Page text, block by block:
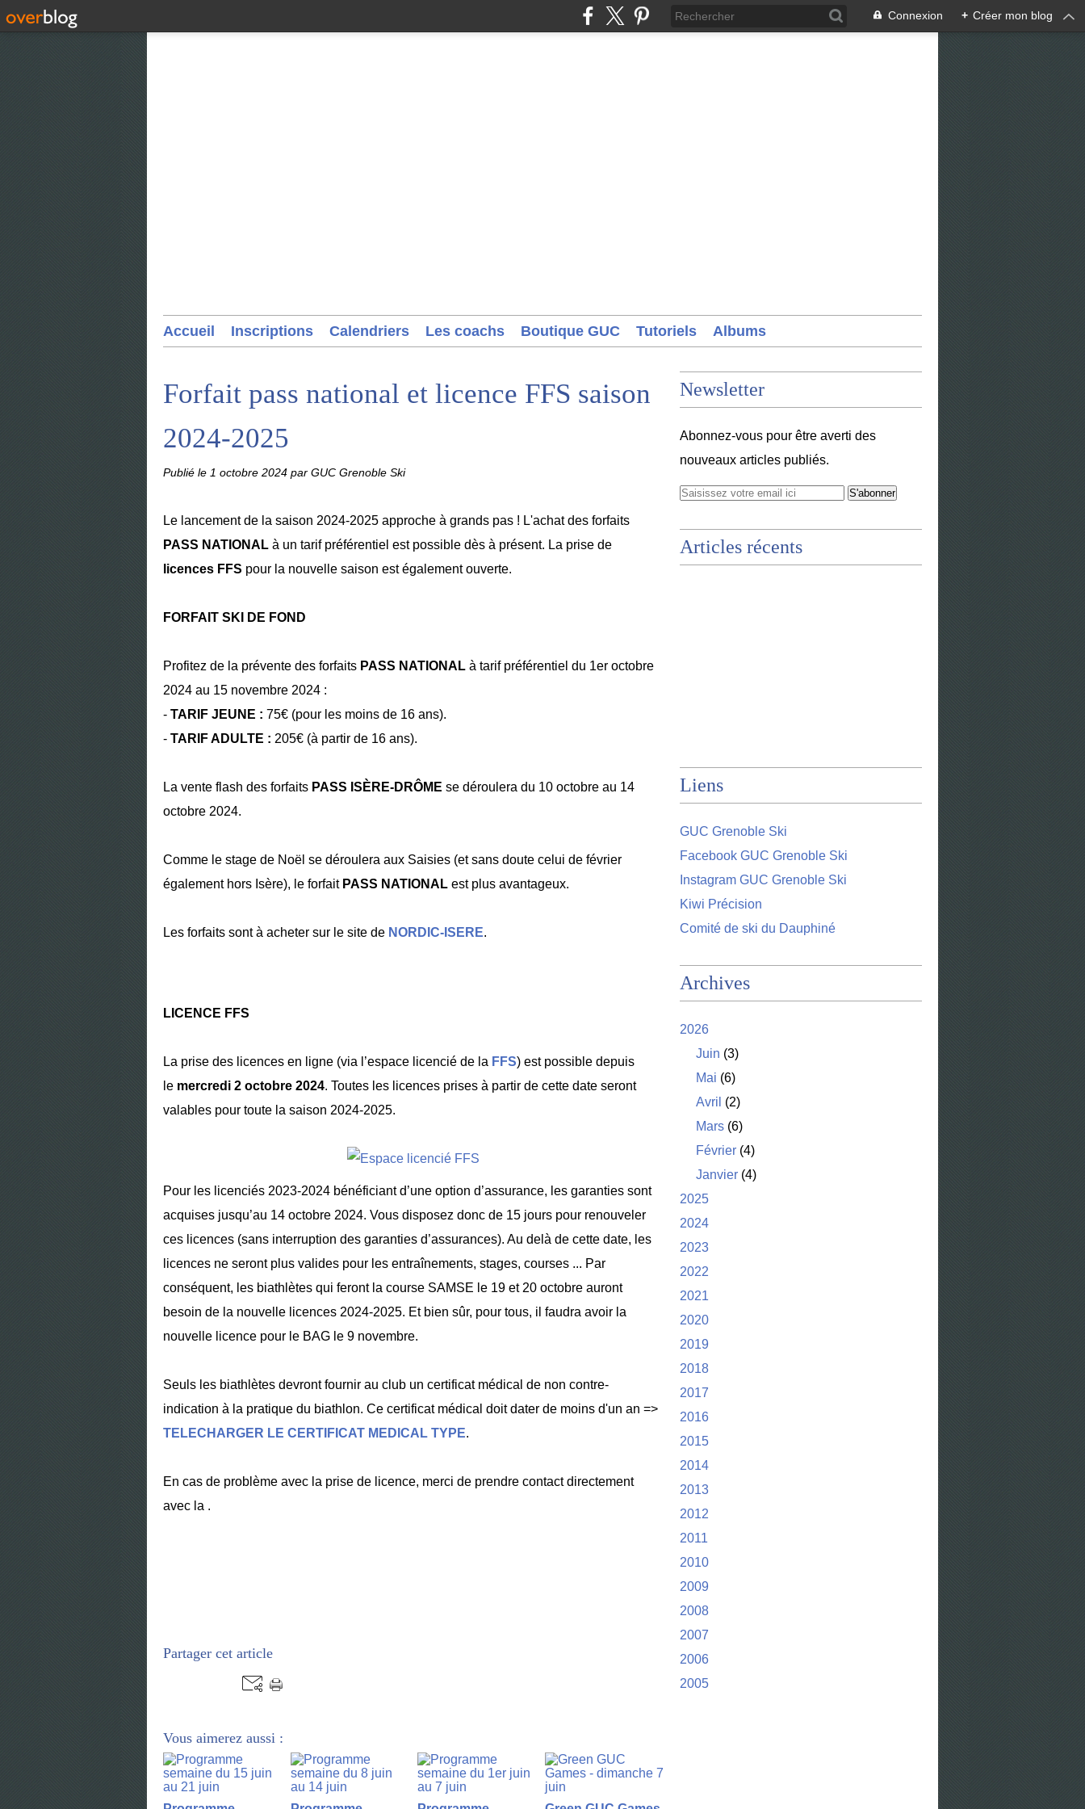
Connexion + Créer mon blog
Accueil Inscriptions Calendriers Les coachs Boutique GUC Tutoriels Albums
Forfait pass national et licence FFS saison
2024-2025
Publié le 1 octobre 2024 par GUC Grenoble Ski
Le lancement de la saison 2024-2025 approche à grands pas ! L'achat des forfaits
PASS NATIONAL à un tarif préférentiel est possible dès à présent. La prise de
licences FFS pour la nouvelle saison est également ouverte.
FORFAIT SKI DE FOND
Profitez de la prévente des forfaits PASS NATIONAL à tarif préférentiel du 1er octobre
2024 au 15 novembre 2024 :
- TARIF JEUNE : 75€ (pour les moins de 16 ans).
- TARIF ADULTE : 205€ (à partir de 16 ans).
La vente flash des forfaits PASS ISÈRE-DRÔME se déroulera du 10 octobre au 14
octobre 2024.
Comme le stage de Noël se déroulera aux Saisies (et sans doute celui de février
également hors Isère), le forfait PASS NATIONAL est plus avantageux.
Les forfaits sont à acheter sur le site de NORDIC-ISERE.
LICENCE FFS
La prise des licences en ligne (via l’espace licencié de la FFS) est possible depuis
le mercredi 2 octobre 2024. Toutes les licences prises à partir de cette date seront
valables pour toute la saison 2024-2025.
Pour les licenciés 2023-2024 bénéficiant d’une option d’assurance, les garanties sont
acquises jusqu’au 14 octobre 2024. Vous disposez donc de 15 jours pour renouveler
ces licences (sans interruption des garanties d’assurances). Au delà de cette date, les
licences ne seront plus valides pour les entraînements, stages, courses ... Par
conséquent, les biathlètes qui feront la course SAMSE le 19 et 20 octobre auront
besoin de la nouvelle licences 2024-2025. Et bien sûr, pour tous, il faudra avoir la
nouvelle licence pour le BAG le 9 novembre.
Seuls les biathlètes devront fournir au club un certificat médical de non contre-
indication à la pratique du biathlon. Ce certificat médical doit dater de moins d'un an =>
TELECHARGER LE CERTIFICAT MEDICAL TYPE.
En cas de problème avec la prise de licence, merci de prendre contact directement
avec la .
Partager cet article
Vous aimerez aussi :
Newsletter
Abonnez-vous pour être averti des
nouveaux articles publiés.
Articles récents
Liens
GUC Grenoble Ski
Facebook GUC Grenoble Ski
Instagram GUC Grenoble Ski
Kiwi Précision
Comité de ski du Dauphiné
Archives
2026
Juin (3)
Mai (6)
Avril (2)
Mars (6)
Février (4)
Janvier (4)
2025
2024
2023
2022
2021
2020
2019
2018
2017
2016
2015
2014
2013
2012
2011
2010
2009
2008
2007
2006
2005